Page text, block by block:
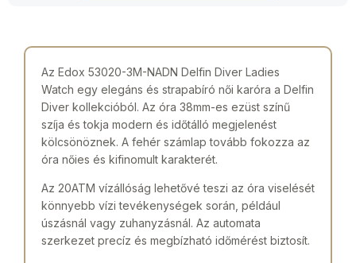
Az Edox 53020-3M-NADN Delfin Diver Ladies
Watch egy elegáns és strapabíró női karóra a Delfin
Diver kollekcióból. Az óra 38mm-es ezüst színű
szíja és tokja modern és időtálló megjelenést
kölcsönöznek. A fehér számlap tovább fokozza az
óra nőies és kifinomult karakterét.
Az 20ATM vízállóság lehetővé teszi az óra viselését
könnyebb vízi tevékenységek során, például
úszásnál vagy zuhanyzásnál. Az automata
szerkezet precíz és megbízható időmérést biztosít.